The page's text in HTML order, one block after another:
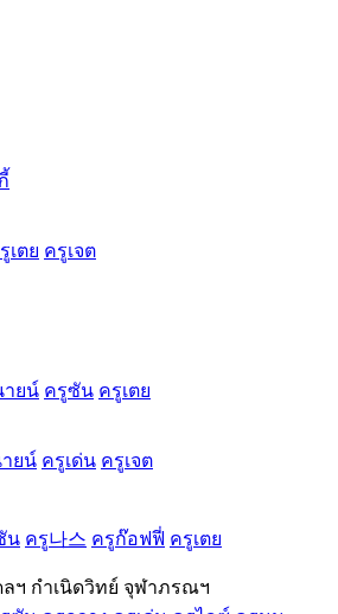
เตย ครูเจต
ายน์ ครูซัน ครูเตย
ยน์ ครูเด่น ครูเจต
น ครู나스 ครูก๊อฟฟี่ ครูเตย
ฯ กำเนิดวิทย์ จุฬาภรณฯ